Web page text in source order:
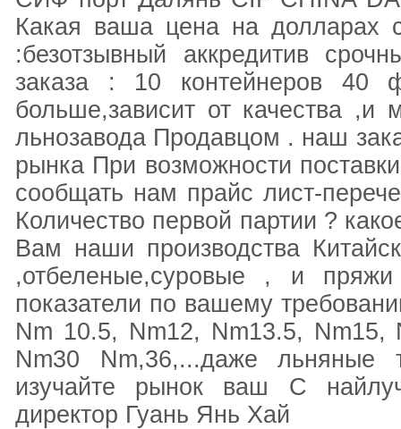
Какая ваша цена на
:безотзывный аккредитив
заказа : 10 контейнеров 40
больше,зависит от качества ,и
льнозавода Продавцом . наш
рынка При возможности
сообщать нам прайс лист-
Количество первой партии ?
Вам наши производства
,отбеленые,суровые , и пряжи
показатели по вашему
Nm 10.5, Nm12, Nm13.5, Nm15,
Nm30 Nm,36,...даже
изучайте рынок ваш С
директор Гуань Янь Хай